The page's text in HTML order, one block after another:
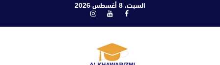
السبت، 8 أغسطس 2026
فيسبوكيوتيوبانستغرام